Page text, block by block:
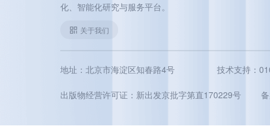
化、智能化研究与服务平台。
关于我们
地址：北京市海淀区知春路4号 技术支持：
出版物经营许可证：新出发京批字第直170229号